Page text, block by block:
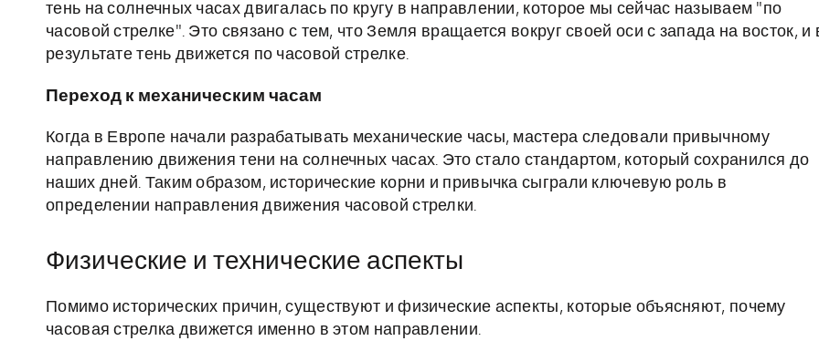
тень на солнечных часах двигалась по кругу в направлении, которое мы сейчас называем "по
часовой стрелке". Это связано с тем, что Земля вращается вокруг своей оси с запада на восток, и
результате тень движется по часовой стрелке.
Переход к механическим часам
Когда в Европе начали разрабатывать механические часы, мастера следовали привычному
направлению движения тени на солнечных часах. Это стало стандартом, который сохранился до
наших дней. Таким образом, исторические корни и привычка сыграли ключевую роль в
определении направления движения часовой стрелки.
Физические и технические аспекты
Помимо исторических причин, существуют и физические аспекты, которые объясняют, почему
часовая стрелка движется именно в этом направлении.